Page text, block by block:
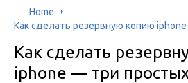
Home
Как сделать резервную копию
Как сделать
iphone — три